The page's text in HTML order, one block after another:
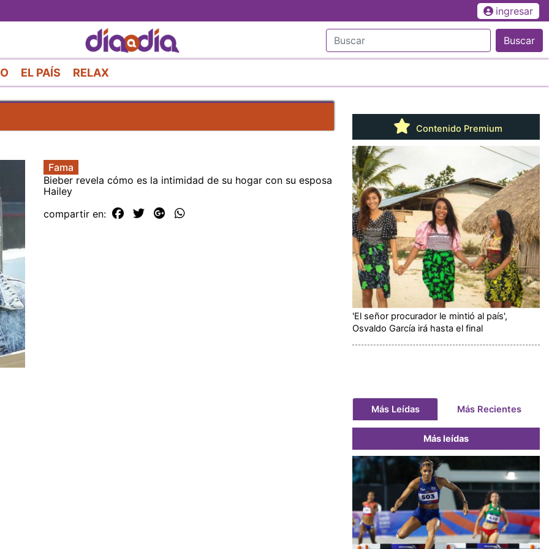
al
contenido
principal
ingresar
Buscar
EL PAÍS RELAX
Fama
Bieber revela cómo es la intimidad de su hogar con su esposa
Hailey
compartir en:
Contenido Premium
'El señor procurador le mintió al país',
Osvaldo García irá hasta el final
Más Leídas Más Recientes
Más leídas